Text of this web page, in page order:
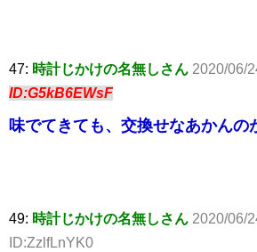
47: 時計じかけの名無しさん 2020/06/
ID:G5kB6EWsF
味でてきても、交換せなあかんの
49: 時計じかけの名無しさん 2020/06/
ID:ZzlfLnYK0